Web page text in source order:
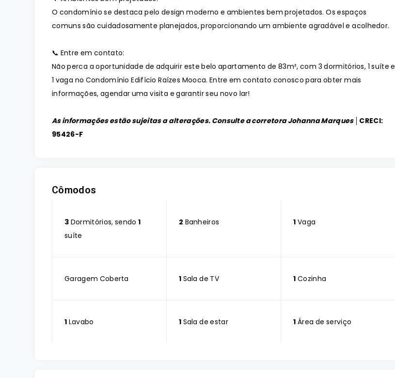
O condomínio se destaca pelo design moderno e ambientes bem projetados. Os espaços
comuns são cuidadosamente planejados, proporcionando um ambiente agradável e acolhedor.
📞 Entre em contato:
Não perca a oportunidade de adquirir este belo apartamento de 83m², com 3 dormitórios, 1 suíte e
1 vaga no Condomínio Edifício Raízes Mooca. Entre em contato conosco para obter mais
informações, agendar uma visita e garantir seu novo lar!
As informações estão sujeitas a alterações. Consulte a corretora Johanna Marques │ CRECI:
95426-F
Cômodos
3 Dormitórios, sendo1
suíte
2 Banheiros 1 Vaga
Garagem Coberta 1Sala de TV 1 Cozinha
1 Lavabo 1Sala de estar 1 Área de serviço